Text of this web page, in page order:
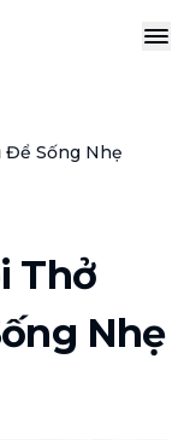
Để Sống Nhẹ
Thở
Nhẹ